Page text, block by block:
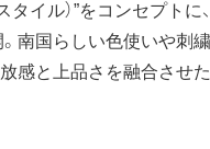
イル）”をコンセプトに
南国らしい色使いや刺
感と上品さを融合させ